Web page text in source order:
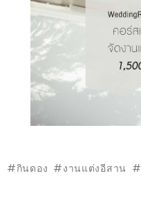
กินดอง งานแต่งอีสาน